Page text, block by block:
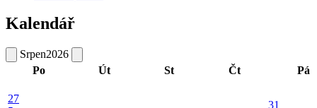
Kalendář
Srpen2026
Po
Út St Čt Pá
27
31